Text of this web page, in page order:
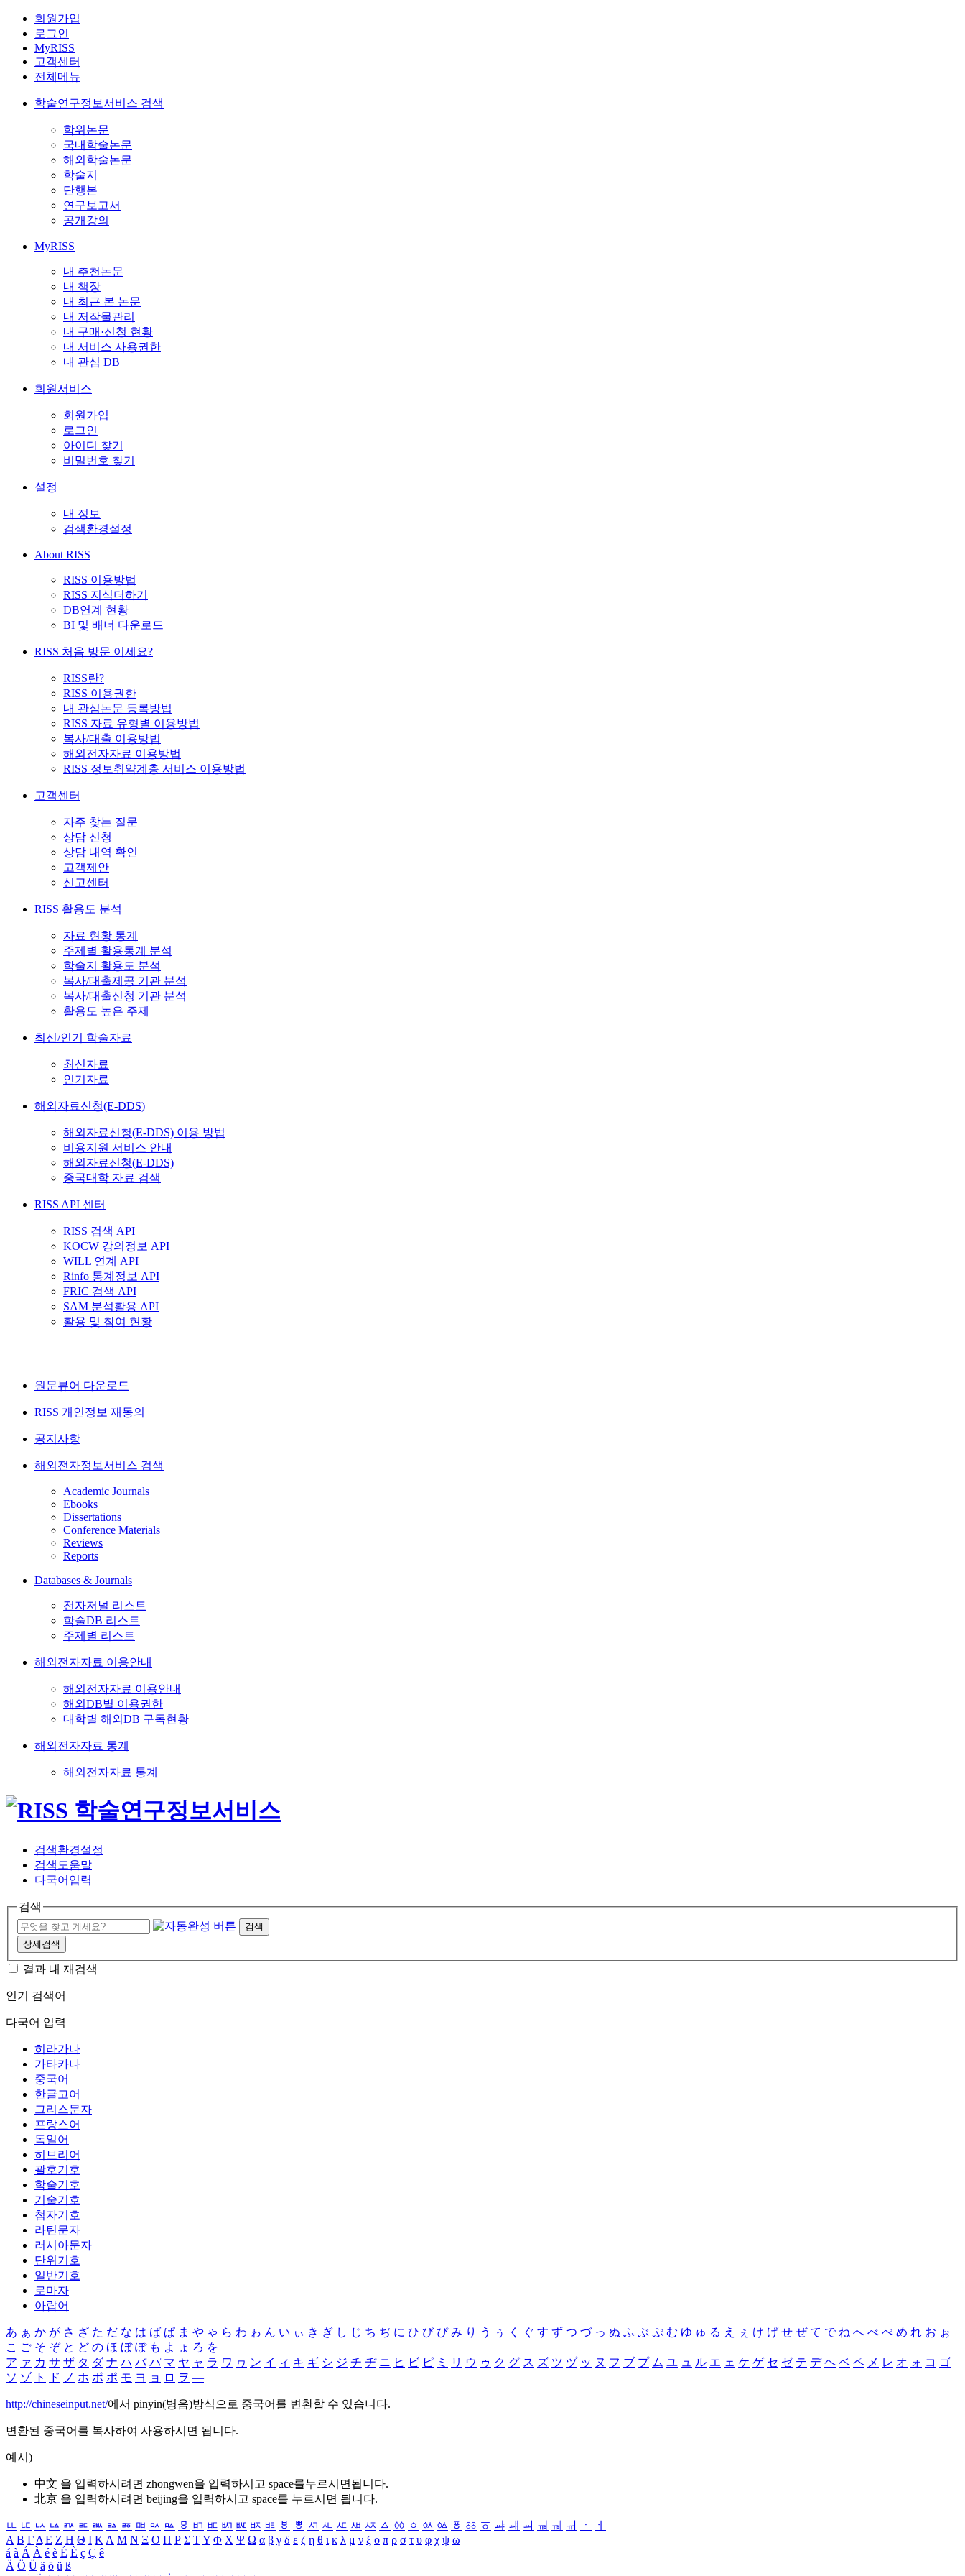
회원가입
로그인
MyRISS
고객센터
전체메뉴
학술연구정보서비스 검색
학위논문
국내학술논문
해외학술논문
학술지
단행본
연구보고서
공개강의
MyRISS
내 추천논문
내 책장
내 최근 본 논문
내 저작물관리
내 구매·신청 현황
내 서비스 사용권한
내 관심 DB
회원서비스
회원가입
로그인
아이디 찾기
비밀번호 찾기
설정
내 정보
검색환경설정
About RISS
RISS 이용방법
RISS 지식더하기
DB연계 현황
BI 및 배너 다운로드
RISS 처음 방문 이세요?
RISS란?
RISS 이용권한
내 관심논문 등록방법
RISS 자료 유형별 이용방법
복사/대출 이용방법
해외전자자료 이용방법
RISS 정보취약계층 서비스 이용방법
고객센터
자주 찾는 질문
상담 신청
상담 내역 확인
고객제안
신고센터
RISS 활용도 분석
자료 현황 통계
주제별 활용통계 분석
학술지 활용도 분석
복사/대출제공 기관 분석
복사/대출신청 기관 분석
활용도 높은 주제
최신/인기 학술자료
최신자료
인기자료
해외자료신청(E-DDS)
해외자료신청(E-DDS) 이용 방법
비용지원 서비스 안내
해외자료신청(E-DDS)
중국대학 자료 검색
RISS API 센터
RISS 검색 API
KOCW 강의정보 API
WILL 연계 API
Rinfo 통계정보 API
FRIC 검색 API
SAM 분석활용 API
활용 및 참여 현황
원문뷰어 다운로드
RISS 개인정보 재동의
공지사항
해외전자정보서비스 검색
Academic Journals
Ebooks
Dissertations
Conference Materials
Reviews
Reports
Databases & Journals
전자저널 리스트
학술DB 리스트
주제별 리스트
해외전자자료 이용안내
해외전자자료 이용안내
해외DB별 이용권한
대학별 해외DB 구독현황
해외전자자료 통계
해외전자자료 통계
검색환경설정
검색도움말
다국어입력
검색
검색
상세검색
결과 내 재검색
인기 검색어
다국어 입력
히라가나
가타카나
중국어
한글고어
그리스문자
프랑스어
독일어
히브리어
괄호기호
학술기호
기술기호
첨자기호
라틴문자
러시아문자
단위기호
일반기호
로마자
아랍어
あ ぁ か が さ ざ た だ な は ば ぱ ま や ゃ ら わ ゎ ん い ぃ き ぎ し じ ち ぢ に ひ び ぴ み り う ぅ く ぐ す ず つ づ っ ぬ ふ ぶ ぷ む ゆ ゅ る え ぇ け げ せ ぜ て で ね へ べ ぺ め れ お ぉ
こ ご そ ぞ と ど の ほ ぼ ぽ も よ ょ ろ を
ア ァ カ サ ザ タ ダ ナ ハ バ パ マ ヤ ャ ラ ワ ヮ ン イ ィ キ ギ シ ジ チ ヂ ニ ヒ ビ ピ ミ リ ウ ゥ ク グ ス ズ ツ ヅ ッ ヌ フ ブ プ ム ユ ュ ル エ ェ ケ ゲ セ ゼ テ デ ヘ ベ ペ メ レ オ ォ コ ゴ
ソ ゾ ト ド ノ ホ ボ ポ モ ヨ ョ ロ ヲ ―
http://chineseinput.net/에서 pinyin(병음)방식으로 중국어를 변환할 수 있습니다.
변환된 중국어를 복사하여 사용하시면 됩니다.
예시)
中文 을 입력하시려면 zhongwen을 입력하시고 space를누르시면됩니다.
北京 을 입력하시려면 beijing을 입력하시고 space를 누르시면 됩니다.
ㅥ ㅦ ㅧ ㅨ ㅩ ㅪ ㅫ ㅬ ㅭ ㅮ ㅯ ㅰ ㅱ ㅲ ㅳ ㅴ ㅵ ㅶ ㅷ ㅸ ㅹ ㅺ ㅻ ㅼ ㅽ ㅾ ㅿ ㆀ ㆁ ㆂ ㆃ ㆄ ㆅ ㆆ ㆇ ㆈ ㆉ ㆊ ㆋ ㆌ ㆍ
ㆎ
Α Β ΓΔ Ε Ζ Η Θ Ι ΚΛ Μ Ν Ξ Ο Π Ρ Σ ΤΥ Φ Χ Ψ Ω α β γ δ ε ζ η θ ι κ λ μ ν ξ ο π ρ σ τ υ φ χ ψ ω
á à Á À é è É È ç Ç ê
Ä Ö Ü ä ö ü ß